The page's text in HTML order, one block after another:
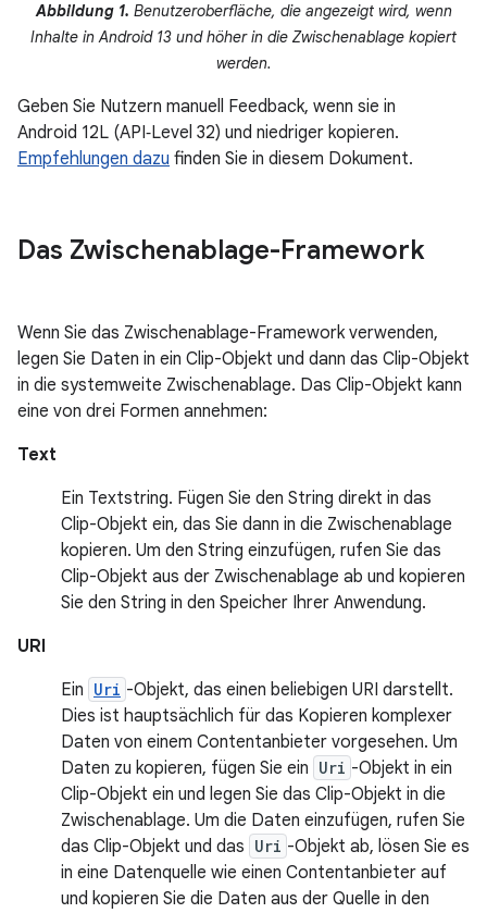
Abbildung 1. Benutzeroberfläche, die angezeigt wird, wenn
Inhalte in Android 13 und höher in die Zwischenablage kopiert
werden.
Geben Sie Nutzern manuell Feedback, wenn sie in
Android 12L (API‑Level 32) und niedriger kopieren.
Empfehlungen dazu finden Sie in diesem Dokument.
Das Zwischenablage-Framework
Wenn Sie das Zwischenablage-Framework verwenden,
legen Sie Daten in ein Clip-Objekt und dann das Clip-Objekt
in die systemweite Zwischenablage. Das Clip-Objekt kann
eine von drei Formen annehmen:
Text
Ein Textstring. Fügen Sie den String direkt in das
Clip-Objekt ein, das Sie dann in die Zwischenablage
kopieren. Um den String einzufügen, rufen Sie das
Clip-Objekt aus der Zwischenablage ab und kopieren
Sie den String in den Speicher Ihrer Anwendung.
URI
Ein Uri -Objekt, das einen beliebigen URI darstellt.
Dies ist hauptsächlich für das Kopieren komplexer
Daten von einem Contentanbieter vorgesehen. Um
Daten zu kopieren, fügen Sie ein Uri -Objekt in ein
Clip-Objekt ein und legen Sie das Clip-Objekt in die
Zwischenablage. Um die Daten einzufügen, rufen Sie
das Clip-Objekt und das Uri -Objekt ab, lösen Sie es
in eine Datenquelle wie einen Contentanbieter auf
und kopieren Sie die Daten aus der Quelle in den